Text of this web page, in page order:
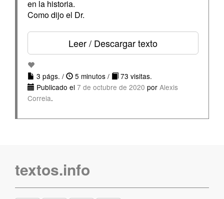
en la historia.
Como dijo el Dr.
Leer / Descargar texto
3 págs. / 5 minutos /
73 visitas.
Publicado el 7 de octubre de 2020 por Alexis
Correia.
textos.info